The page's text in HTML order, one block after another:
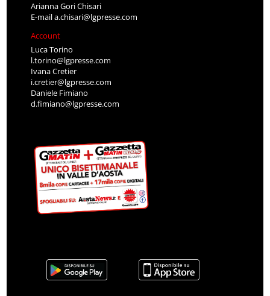
Arianna Gori Chisari
E-maila.chisari@lgpresse.com
Account
Luca Torino
l.torino@lgpresse.com
Ivana Cretier
i.cretier@lgpresse.com
Daniele Fimiano
d.fimiano@lgpresse.com